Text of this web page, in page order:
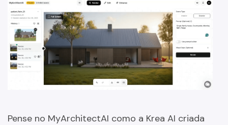
Pense no MyArchitectAI como a Krea AI criada